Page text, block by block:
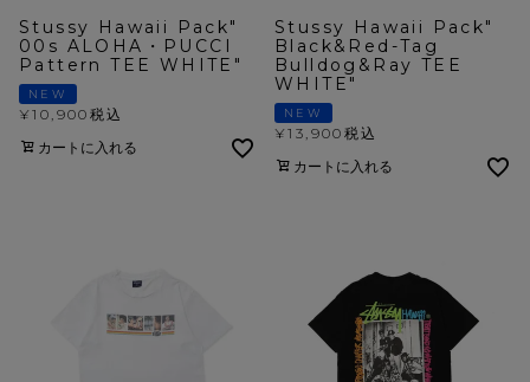
Stussy Hawaii Pack"
00s ALOHA・PUCCI
Pattern TEE WHITE"
NEW
¥10,900 税込
カートに入れる
Stussy Hawaii Pack"
Black&Red-Tag
Bulldog&Ray TEE
WHITE"
NEW
¥13,900 税込
カートに入れる